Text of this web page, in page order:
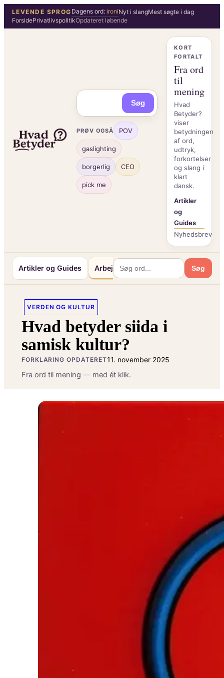
Spring
LEVENDE SPROG Dagens ord: ironiNyt i slangMest søgte i dag
ForsidePrivatlivspolitikOpdateret løbende
Søg
PRØV OGSÅ POV
gaslighting
borgerlig CEO
pick me
KORT
FORTALT
Fra ord
til
mening
Hvad
Betyder?
viser
betydningen
af ord,
udtryk,
forkortelser
og slang i
klart
dansk.
Artikler
og
Guides
Nyhedsbrev
Artikler og Guides Arbejde og Karriereliv Søg
VERDEN OG KULTUR
Hvad betyder siida i
samisk kultur?
FORKLARING OPDATERET11. november 2025
Fra ord til mening — med ét klik.